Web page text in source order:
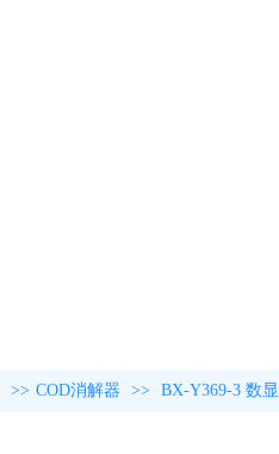
>> COD消解器 >> BX-Y369-3 数